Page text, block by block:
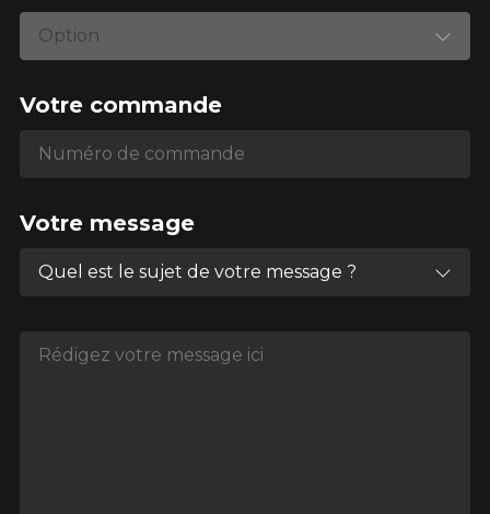
Option
Votre commande
Votre message